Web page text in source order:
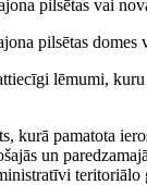
pilsētas vai
pilsētas
lēmumi,
kurā pamatota
un
teritoriālo